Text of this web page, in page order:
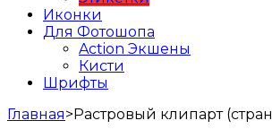
Иконки
Для Фотошопа
Action Экшены
Кисти
Шрифты
Главная>Растровый клипарт